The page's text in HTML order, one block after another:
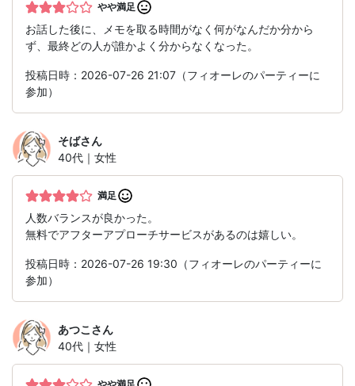
やや満足
お話した後に、メモを取る時間がなく何がなんだか分から
ず、最終どの人が誰かよく分からなくなった。
投稿日時：2026-07-26 21:07（フィオーレのパーティーに
参加）
そばさん
40代｜女性
満足
人数バランスが良かった。
無料でアフターアプローチサービスがあるのは嬉しい。
投稿日時：2026-07-26 19:30（フィオーレのパーティーに
参加）
あつこ さん
40代｜女性